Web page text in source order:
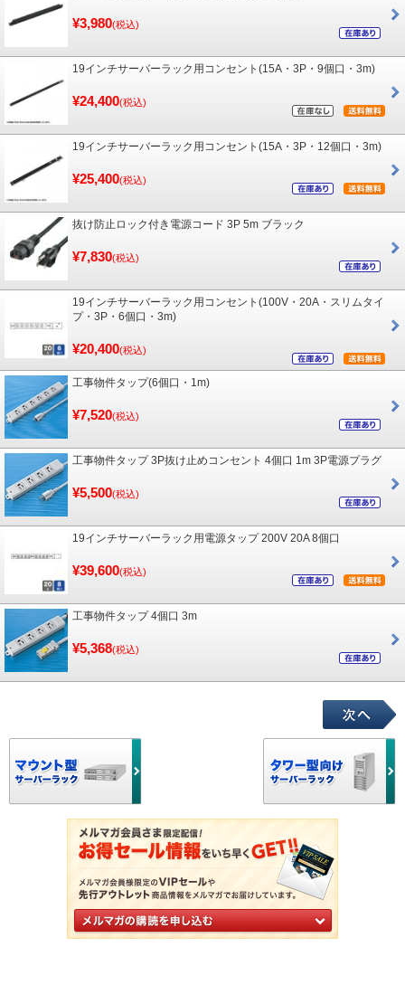
¥3,980(税込)
19インチサーバーラック用コンセント(15A・3P・9個口・3m)
¥24,400(税込)
19インチサーバーラック用コンセント(15A・3P・12個口・3m)
¥25,400(税込)
抜け防止ロック付き電源コード 3P 5m ブラック
¥7,830(税込)
19インチサーバーラック用コンセント(100V・20A・スリムタイ
プ・3P・6個口・3m)
¥20,400(税込)
工事物件タップ(6個口・1m)
¥7,520(税込)
工事物件タップ 3P抜け止めコンセント 4個口 1m 3P電源プラグ
¥5,500(税込)
19インチサーバーラック用電源タップ 200V 20A 8個口
¥39,600(税込)
工事物件タップ 4個口 3m
¥5,368(税込)